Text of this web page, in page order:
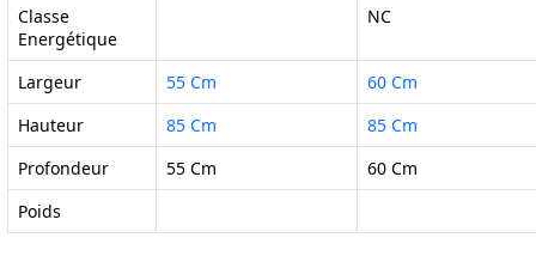
Classe
Energétique
NC
Largeur 55 Cm
60 Cm
Hauteur
85 Cm
85 Cm
Profondeur
55 Cm
60 Cm
Poids